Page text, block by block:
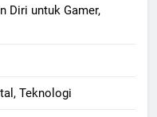
Diri untuk Gamer,
Teknologi